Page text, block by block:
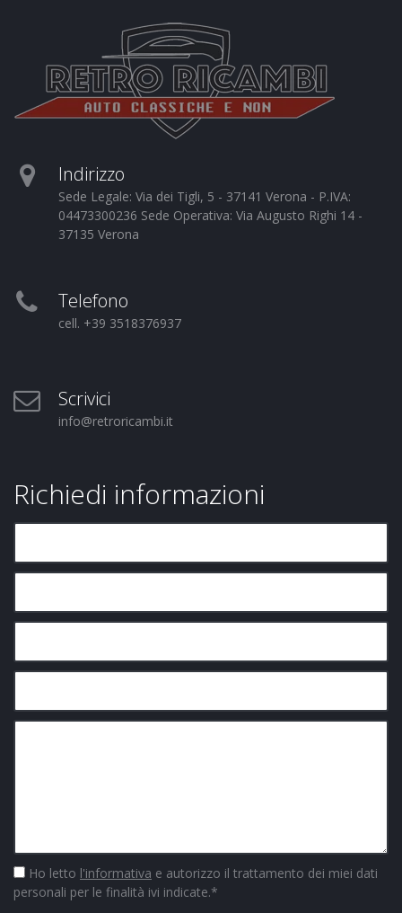
Indirizzo
Sede Legale: Via dei Tigli, 5 - 37141 Verona - P.IVA:
04473300236 Sede Operativa: Via Augusto Righi 14 -
37135 Verona
Telefono
cell. +39 3518376937
Scrivici
info@retroricambi.it
Richiedi informazioni
Ho letto l'informativa e autorizzo il trattamento dei miei dati
personali per le finalità ivi indicate.*